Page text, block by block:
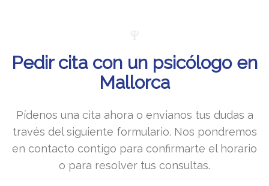
Pedir cita con un psicólogo en
Mallorca
Pídenos una cita ahora o envianos tus dudas a
través del siguiente formulario. Nos pondremos
en contacto contigo para confirmarte el horario
o para resolver tus consultas.